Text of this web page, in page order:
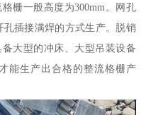
栅一般高度为300mm。网孔
孔插接满焊的方式生产。脱销
大型的冲床、大型吊装设备
能生产出合格的整流格栅产